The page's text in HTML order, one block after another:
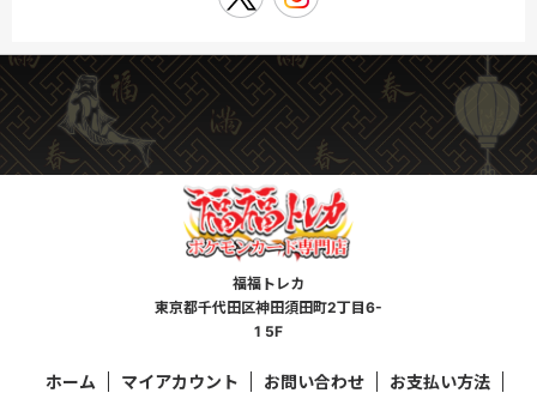
福福トレカ
東京都千代田区神田須田町2丁目6-
1 5F
ホーム マイアカウント お問い合わせ
お支払い方法